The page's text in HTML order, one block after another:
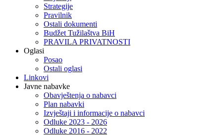
Strategije
Pravilnik
Ostali dokumenti
Budžet Tužilaštva BiH
PRAVILA PRIVATNOSTI
Oglasi
Posao
Ostali oglasi
Linkovi
Javne nabavke
Obavještenja o nabavci
Plan nabavki
Izvještaji i informacije o nabavci
Odluke 2023 - 2026
Odluke 2016 - 2022